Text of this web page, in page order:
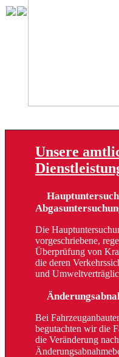
Unsere
Die
vorgeschriebene,
Überprüfung von
die deren
und
Bei
begutachten wir die
die Veränderung